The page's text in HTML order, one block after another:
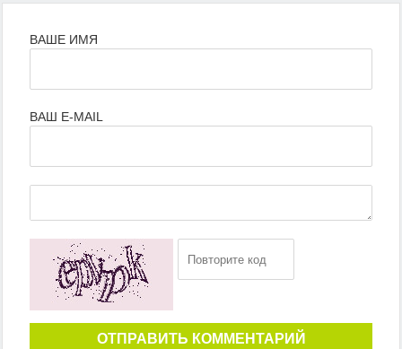
ВАШЕ ИМЯ
ВАШ E-MAIL
ОТПРАВИТЬ КОММЕНТАРИЙ